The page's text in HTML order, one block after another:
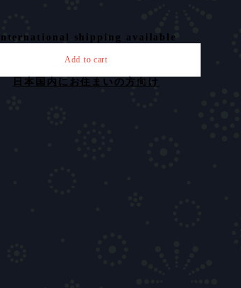
International shipping available
Add to cart
日本国内にお住まいの方向け